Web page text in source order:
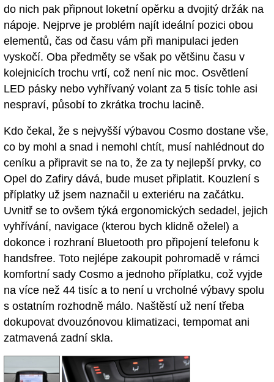
do nich pak připnout loketní opěrku a dvojitý držák na
nápoje. Nejprve je problém najít ideální pozici obou
elementů, čas od času vám při manipulaci jeden
vyskočí. Oba předměty se však po většinu času v
kolejnicích trochu vrtí, což není nic moc. Osvětlení
LED pásky nebo vyhřívaný volant za 5 tisíc tohle asi
nespraví, působí to zkrátka trochu lacině.
Kdo čekal, že s nejvyšší výbavou Cosmo dostane vše,
co by mohl a snad i nemohl chtít, musí nahlédnout do
ceníku a připravit se na to, že za ty nejlepší prvky, co
Opel do Zafiry dává, bude muset připlatit. Kouzlení s
příplatky už jsem naznačil u exteriéru na začátku.
Uvnitř se to ovšem týká ergonomických sedadel, jejich
vyhřívání, navigace (kterou bych klidně oželel) a
dokonce i rozhraní Bluetooth pro připojení telefonu k
handsfree. Toto nejlépe zakoupit pohromadě v rámci
komfortní sady Cosmo a jednoho příplatku, což vyjde
na více než 44 tisíc a to není u vrcholné výbavy spolu
s ostatním rozhodně málo. Naštěstí už není třeba
dokupovat dvouzónovou klimatizaci, tempomat ani
zatmavená zadní skla.